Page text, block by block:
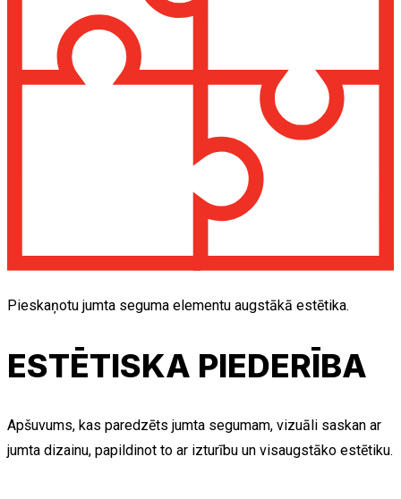
Pieskaņotu jumta seguma elementu augstākā estētika.
ESTĒTISKA PIEDERĪBA
Apšuvums, kas paredzēts jumta segumam, vizuāli saskan ar
jumta dizainu, papildinot to ar izturību un visaugstāko estētiku.